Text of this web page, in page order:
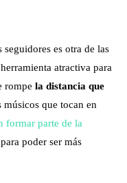
es otra de las
atractiva para
rompe la distancia que
músicos que tocan en
formar parte de la
poder ser más